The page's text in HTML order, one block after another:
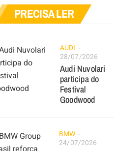
PRECISA LER
AUDI
28/07/2026
Audi Nuvolari
participa do
Festival
Goodwood
BMW
24/07/2026